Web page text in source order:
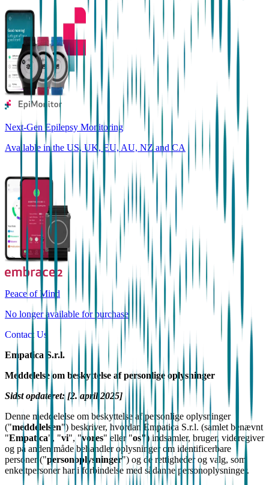
Next-Gen Epilepsy Monitoring
Available in the US, UK, EU, AU, NZ and CA
Peace of Mind
No longer available for purchase
Contact Us
Empatica S.r.l.
Meddelelse om beskyttelse af personlige oplysninger
Sidst opdateret: [2. april 2025]
Denne meddelelse om beskyttelse af personlige oplysninger
("meddelelsen") beskriver, hvordan Empatica S.r.l. (samlet benævnt
"Empatica", "vi", "vores" eller "os" ) indsamler, bruger, videregiver
og på anden måde behandler oplysninger om identificerbare
personer ("personoplysninger") og de rettigheder og valg, som
enkeltpersoner har i forbindelse med sådanne personoplysninger.